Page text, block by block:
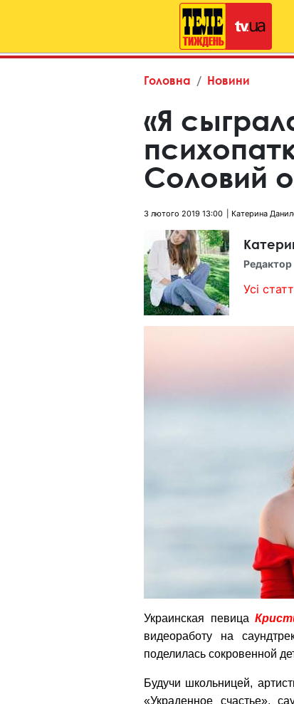
Головна Новини
«Я
Соловий
3 лютого 2019 13:00 Катерина
Усі
Украинская певица
видеоработу на
поделилась сокровенной
Будучи школьницей,
«Украденное счастье»,